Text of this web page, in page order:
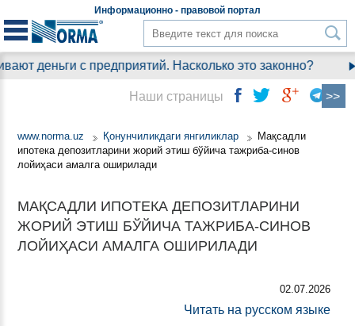
Информационно - правовой портал
деньги с предприятий. Насколько это законно?
www.norma.uz Қонунчиликдаги янгиликлар
Мақсадли
ипотека депозитларини жорий этиш бўйича тажриба-синов
лойиҳаси амалга оширилади
МАҚСАДЛИ ИПОТЕКА ДЕПОЗИТЛАРИНИ
ЖОРИЙ ЭТИШ БЎЙИЧА ТАЖРИБА-СИНОВ
ЛОЙИҲАСИ АМАЛГА ОШИРИЛАДИ
02.07.2026
Читать на русском языке
Наши страницы